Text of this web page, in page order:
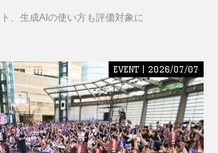
、生成AIの使い方も評価対象に
EVENT | 2026/07/07